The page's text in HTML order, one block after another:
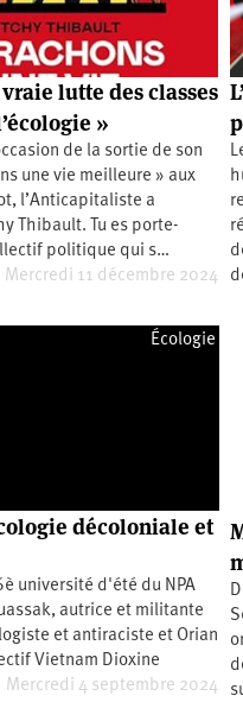
lutte des classes
»
de la sortie de son
une vie meilleure » aux
l’Anticapitaliste a
Thibault. Tu es porte-
politique qui s…
Mercredi 11 décembre 2024
Écologie
décoloniale et
université d'été du NPA
autrice et militante
et antiraciste et Orian
Vietnam Dioxine
Mercredi 4 septembre 2024